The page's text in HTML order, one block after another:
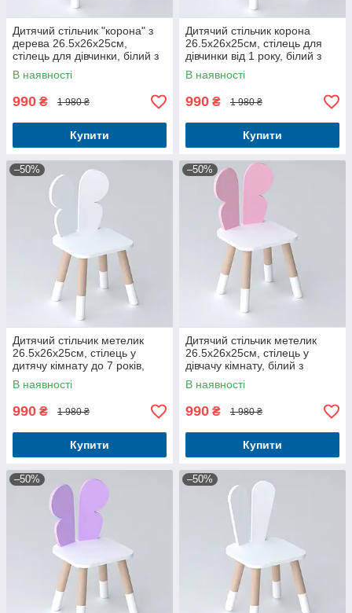
Дитячий стільчик "корона" з
дерева 26.5х26х25см,
стілець для дівчинки, білий з
рожевим
В наявності
990 ₴ 1 980 ₴
Купити
Дитячий стільчик корона
26.5х26х25см, стілець для
дівчинки від 1 року, білий з
фіолетовим
В наявності
990 ₴ 1 980 ₴
Купити
–50%
Дитячий стільчик метелик
26.5х26х25см, стілець у
дитячу кімнату до 7 років,
білий
В наявності
990 ₴ 1 980 ₴
Купити
–50%
Дитячий стільчик метелик
26.5х26х25см, стілець у
дівчачу кімнату, білий з
рожевим
В наявності
990 ₴ 1 980 ₴
Купити
–50% –50%